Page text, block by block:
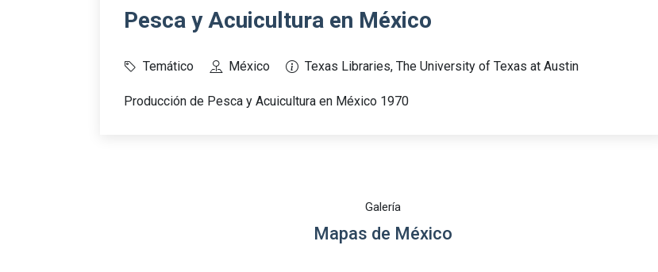
Pesca y Acuicultura en México
Temático México Texas Libraries, The University of Texas at Austin
Producción de Pesca y Acuicultura en México 1970
Galería
Mapas de México